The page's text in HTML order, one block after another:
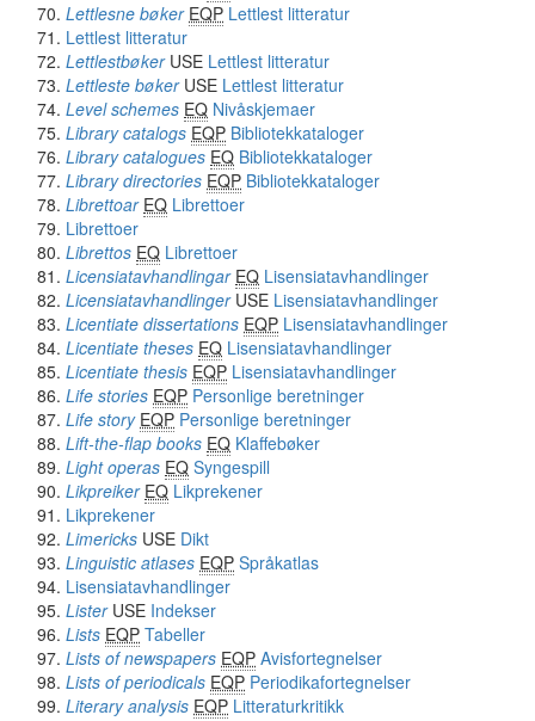
Lettlesne bøker EQP Lettlest litteratur
Lettlest litteratur
LettlestbøkerUSE Lettlest litteratur
Lettleste bøkerUSE Lettlest litteratur
Level schemes EQ Nivåskjemaer
Library catalogs EQP Bibliotekkataloger
Library catalogues EQ Bibliotekkataloger
Library directories EQP Bibliotekkataloger
Librettoar EQ Librettoer
Librettoer
Librettos EQ Librettoer
Licensiatavhandlingar EQ Lisensiatavhandlinger
LicensiatavhandlingerUSE Lisensiatavhandlinger
Licentiate dissertations EQP Lisensiatavhandlinger
Licentiate theses EQ Lisensiatavhandlinger
Licentiate thesis EQP Lisensiatavhandlinger
Life stories EQP Personlige beretninger
Life story EQP Personlige beretninger
Lift-the-flap books EQ Klaffebøker
Light operas EQ Syngespill
Likpreiker EQ Likprekener
Likprekener
Limericks USE Dikt
Linguistic atlases EQP Språkatlas
Lisensiatavhandlinger
ListerUSE Indekser
Lists EQP Tabeller
Lists of newspapers EQP Avisfortegnelser
Lists of periodicals EQP Periodikafortegnelser
Literary analysis EQP Litteraturkritikk